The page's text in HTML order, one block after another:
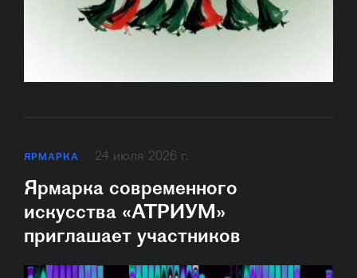
ЯРМАРКА 24 июля 2026 г.
Ярмарка современного
искусства «АТРИУМ»
приглашает участников